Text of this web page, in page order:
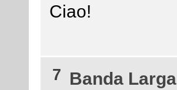
Ciao!
7 Banda Larga